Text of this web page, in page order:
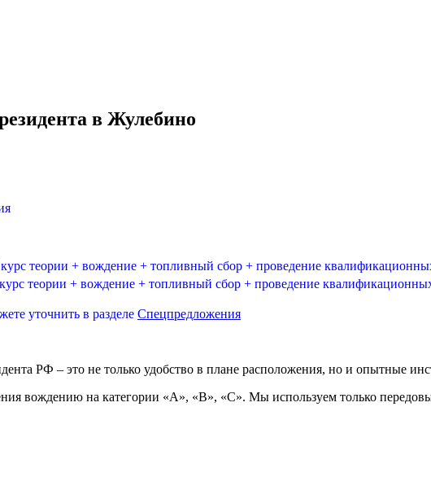
в Жулебино
теории + вождение + топливный сбор + проведение
теории + вождение + топливный сбор + проведение
уточнить в разделе Спецпредложения
РФ – это не только удобство в плане расположения, но и опытные
вождению на категории «А», «В», «С». Мы используем только